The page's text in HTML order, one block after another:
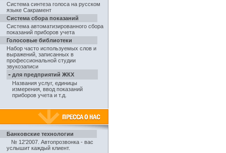
Система синтеза голоса на русском
языке Сакрамент
Система сбора показаний
Система автоматизированного сбора
показаний приборов учета
Голосовые библиотеки
Набор часто используемых слов и
выражений, записанных в
профессиональной студии
звукозаписи
- для предприятий ЖКХ
Названия услуг, единицы
измерения, ввод показаний
приборов учета и т.д.
Банковские технологии
№ 12'2007. Автопрозвонка - вас
услышит каждый клиент.